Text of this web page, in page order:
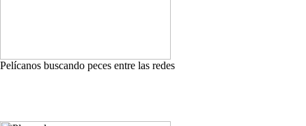
Pelícanos buscando peces entre las redes